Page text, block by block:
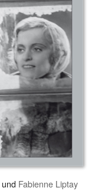
und Fabienne Liptay